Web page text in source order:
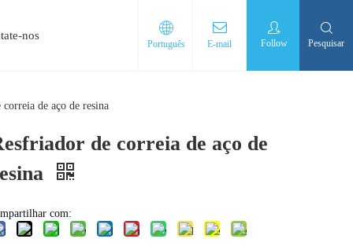
nos
Português E-mail Follow Pesquisar
de aço de resina
de correia de aço de
com: